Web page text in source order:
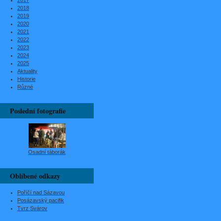
2018
2019
2020
2021
2022
2023
2024
2025
Aktuality
Historie
Různé
Poslední fotografie
Osadní táborák
Oblíbené odkazy
Poříčí nad Sázavou
Posázavský pacifik
Tvrz Svárov